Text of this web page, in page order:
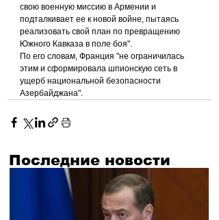
свою военную миссию в Армении и
подталкивает ее к новой войне, пытаясь
реализовать свой план по превращению
Южного Кавказа в поле боя".
По его словам, Франция "не ограничилась
этим и сформировала шпионскую сеть в
ущерб национальной безопасности
Азербайджана".
Последние новости